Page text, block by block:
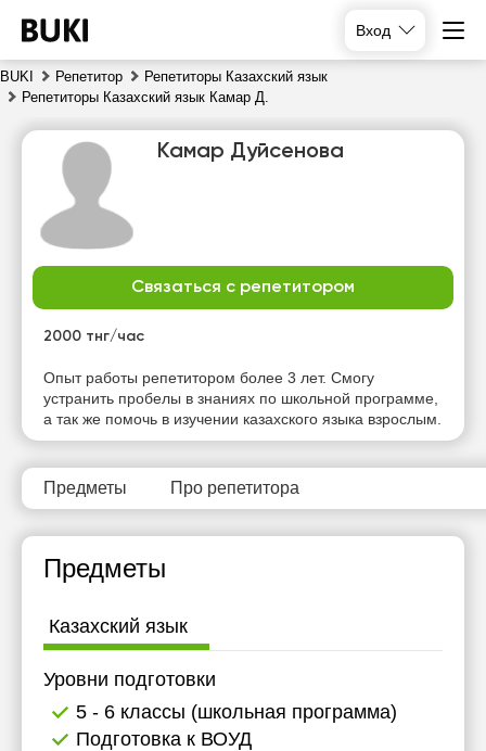
Вход
BUKI Репетитор
Репетиторы Казахский язык
Репетиторы Казахский язык Камар Д.
Камар Дуйсенова
Связаться с репетитором
2000 тнг/час
Опыт работы репетитором более 3 лет. Смогу
устранить пробелы в знаниях по школьной программе,
а так же помочь в изучении казахского языка взрослым.
Предметы Про репетитора
Предметы
Казахский язык
Уровни подготовки
5 - 6 классы (школьная программа)
Подготовка к ВОУД
сб
вс
Нет
свободных
часов
Нет
свободных
часов
Нет
свободных
часов
свободных
часов